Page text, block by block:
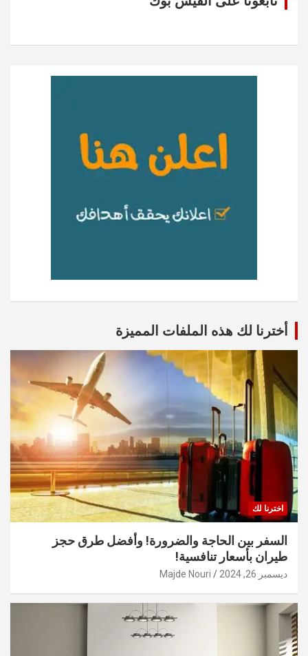
أخترنا لك هذه الملفات المميزة
اخترنا لك
السفر بين الحاجة والضرورة! وأفضل طرق حجز
طيران بأسعار تنافسية!
ديسمبر 26, 2024 Majde Nouri